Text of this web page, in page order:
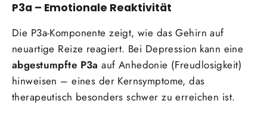
P3a – Emotionale Reaktivität
Die P3a-Komponente zeigt, wie das Gehirn auf
neuartige Reize reagiert. Bei Depression kann eine
abgestumpfte P3a auf Anhedonie (Freudlosigkeit)
hinweisen – eines der Kernsymptome, das
therapeutisch besonders schwer zu erreichen ist.